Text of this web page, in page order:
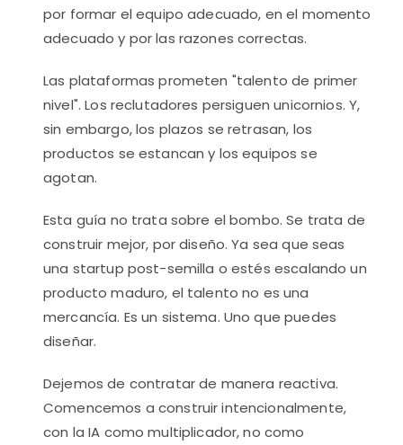
por formar el equipo adecuado, en el momento
adecuado y por las razones correctas.
Las plataformas prometen "talento de primer
nivel". Los reclutadores persiguen unicornios. Y,
sin embargo, los plazos se retrasan, los
productos se estancan y los equipos se
agotan.
Esta guía no trata sobre el bombo. Se trata de
construir mejor, por diseño. Ya sea que seas
una startup post-semilla o estés escalando un
producto maduro, el talento no es una
mercancía. Es un sistema. Uno que puedes
diseñar.
Dejemos de contratar de manera reactiva.
Comencemos a construir intencionalmente,
con la IA como multiplicador, no como